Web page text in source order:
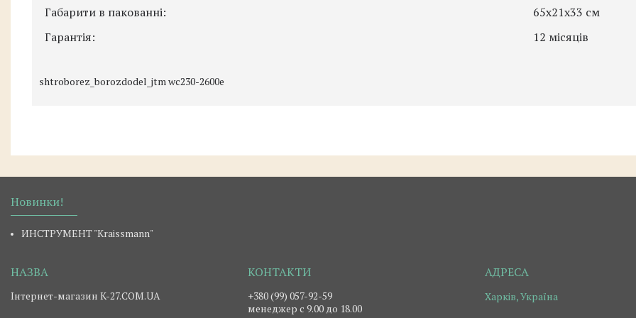
Габарити в пакованні:
65х21х33 см
Гарантія:
12 місяців
shtroborez_borozdodel_jtm wc230-2600e
Новинки!
ИНСТРУМЕНТ "Kraissmann"
Інтернет-магазин K-27.COM.UA
+380 (99) 057-92-59
менеджер c 9.00 до 18.00
Харків, Україна